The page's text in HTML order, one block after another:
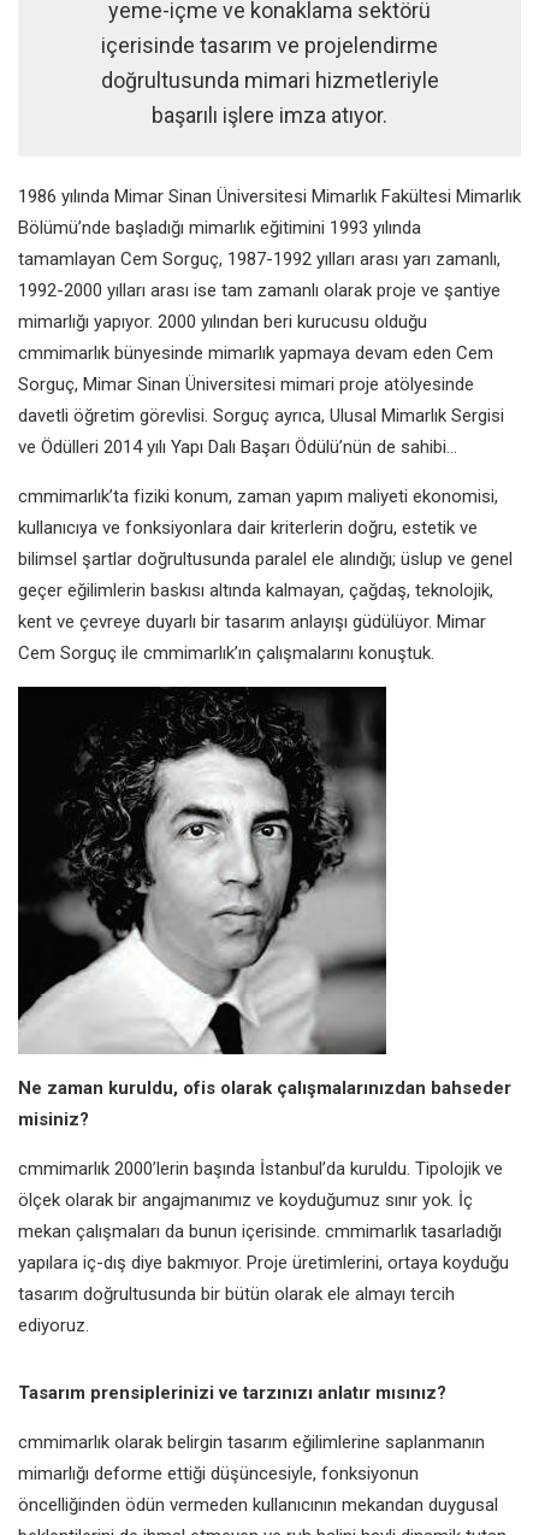
yeme-içme ve konaklama sektörü
içerisinde tasarım ve projelendirme
doğrultusunda mimari hizmetleriyle
başarılı işlere imza atıyor.
1986 yılında Mimar Sinan Üniversitesi Mimarlık Fakültesi Mimarlık
Bölümü’nde başladığı mimarlık eğitimini 1993 yılında
tamamlayan Cem Sorguç, 1987-1992 yılları arası yarı zamanlı,
1992-2000 yılları arası ise tam zamanlı olarak proje ve şantiye
mimarlığı yapıyor. 2000 yılından beri kurucusu olduğu
cmmimarlık bünyesinde mimarlık yapmaya devam eden Cem
Sorguç, Mimar Sinan Üniversitesi mimari proje atölyesinde
davetli öğretim görevlisi. Sorguç ayrıca, Ulusal Mimarlık Sergisi
ve Ödülleri 2014 yılı Yapı Dalı Başarı Ödülü’nün de sahibi…
cmmimarlık’ta fiziki konum, zaman yapım maliyeti ekonomisi,
kullanıcıya ve fonksiyonlara dair kriterlerin doğru, estetik ve
bilimsel şartlar doğrultusunda paralel ele alındığı; üslup ve genel
geçer eğilimlerin baskısı altında kalmayan, çağdaş, teknolojik,
kent ve çevreye duyarlı bir tasarım anlayışı güdülüyor. Mimar
Cem Sorguç ile cmmimarlık’ın çalışmalarını konuştuk.
Ne zaman kuruldu, ofis olarak çalışmalarınızdan bahseder
misiniz?
cmmimarlık 2000’lerin başında İstanbul’da kuruldu. Tipolojik ve
ölçek olarak bir angajmanımız ve koyduğumuz sınır yok. İç
mekan çalışmaları da bunun içerisinde. cmmimarlık tasarladığı
yapılara iç-dış diye bakmıyor. Proje üretimlerini, ortaya koyduğu
tasarım doğrultusunda bir bütün olarak ele almayı tercih
ediyoruz.
Tasarım prensiplerinizi ve tarzınızı anlatır mısınız?
cmmimarlık olarak belirgin tasarım eğilimlerine saplanmanın
mimarlığı deforme ettiği düşüncesiyle, fonksiyonun
öncelliğinden ödün vermeden kullanıcının mekandan duygusal